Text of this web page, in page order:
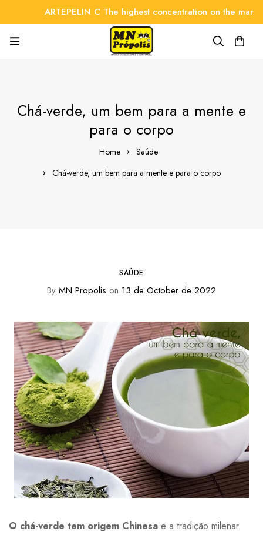
ARTEPELIN C The highest concentration on the market
Chá-verde, um bem para a mente e
para o corpo
Home
Saúde
Chá-verde, um bem para a mente e para o corpo
SAÚDE
By MN Propolis on 13 de October de 2022
O chá-verde tem origem Chinesa e a tradição milenar